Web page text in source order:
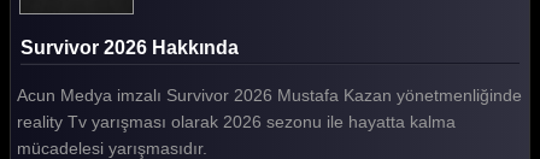
Survivor 2026 132. Bölüm
Survivor 2026 131. Bölüm
Survivor 2026 130. Bölüm
Survivor 2026 Hakkında
Acun Medya imzalı Survivor 2026 Mustafa Kazan yönetmenliğinde
reality Tv yarışması olarak 2026 sezonu ile hayatta kalma
mücadelesi yarışmasıdır.